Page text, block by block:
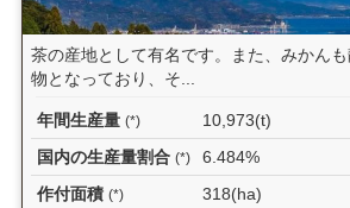
茶の産地として有名です。また、みかん
物となっており、そ...
年間生産量 (*)
10,973(t)
国内の生産量割合 (*)
6.484%
作付面積 (*)
318(ha)